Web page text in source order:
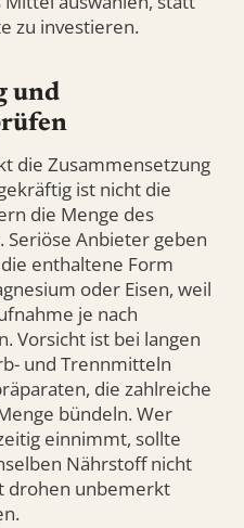
zu investieren.
und
die Zusammensetzung
ist nicht die
die Menge des
Seriöse Anbieter geben
enthaltene Form
oder Eisen, weil
je nach
Vorsicht ist bei langen
und Trennmitteln
die zahlreiche
bündeln. Wer
einnimmt, sollte
Nährstoff nicht
drohen unbemerkt